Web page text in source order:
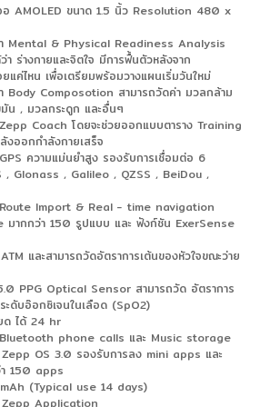
AMOLED ขนาด 1.5 นิ้ว Resolution 480 x
Mental & Physical Readiness Analysis
า ร่างกายและจิตใจ มีการฟื้นตัวหลังจาก
แค่ไหน เพื่อเตรียมพร้อมวางแผนเริ่มวันใหม่
Body Composotion สามารถวัดค่า มวลกล้าม
น , มวลกระดูก และอื่นๆ
Coach โดยจะช่วยออกแบบตาราง Training
งออกกำลังกายเสร็จ
ความแม่นยำสูง รองรับการเชื่อมต่อ 6
, Glonass , Galileo , QZSS , BeiDou ,
Import & Real - time navigation
ากกว่า 150 รูปแบบ และ ฟังก์ชัน ExerSense
และสามารถวัดอัตราการเต้นของหัวใจขณะว่าย
PPG Optical Sensor สามารถวัด อัตราการ
ะดับอ๊อกซิเจนในเลือด (SpO2)
ด ได้ 24 hr
phone calls และ Music storage
OS 3.0 รองรับการลง mini apps และ
150 apps
(Typical use 14 days)
Application